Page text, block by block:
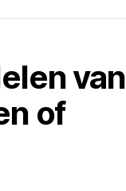
van
of